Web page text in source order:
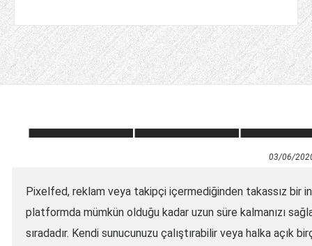
03/06/
Pixelfed, reklam veya takipçi içermediğinden takassız bir
platformda mümkün olduğu kadar uzun süre kalmanızı
sıradadır. Kendi sunucunuzu çalıştırabilir veya halka açık